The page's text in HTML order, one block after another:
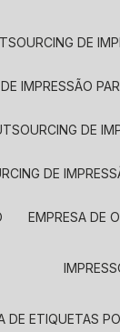
DE
DE IMPRESSÃO
DE
DE
EMPRESA DE
DE ETIQUETAS